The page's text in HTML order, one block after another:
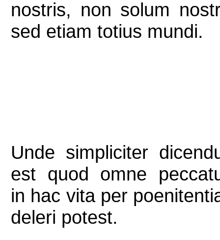
nostris, non solum
sed etiam totius mundi.
Unde simpliciter
est quod omne
in hac vita per
deleri potest.